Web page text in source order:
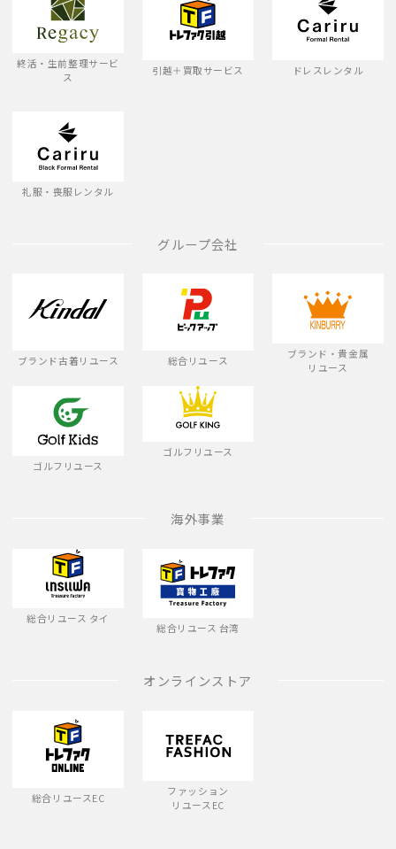
終活・生前整理サービ
ス
引越＋買取サービス ドレスレンタル
礼服・喪服レンタル
グループ会社
ブランド古着リユース 総合リユース
ブランド・貴金属
リユース
ゴルフリユース
ゴルフリユース
海外事業
総合リユース タイ
総合リユース 台湾
オンラインストア
総合リユースEC
ファッション
リユースEC